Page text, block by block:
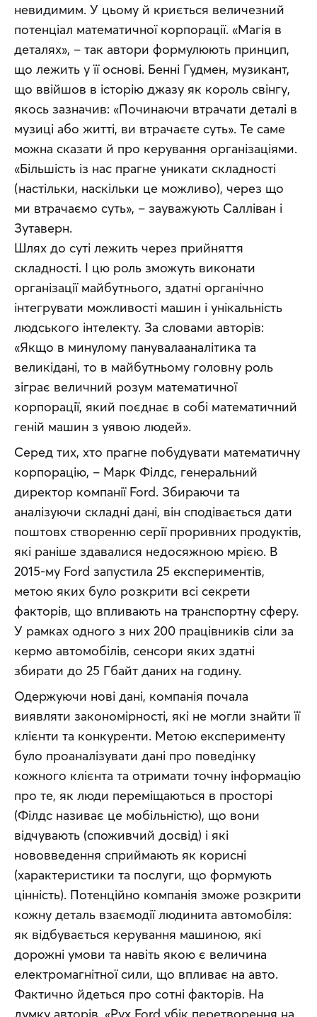
невидимим. У цьому й криється величезний
потенціал математичної корпорації. «Магія в
деталях», – так автори формулюють принцип,
що лежить у її основі. Бенні Гудмен, музикант,
що ввійшов в історію джазу як король свінгу,
якось зазначив: «Починаючи втрачати деталі в
музиці або житті, ви втрачаєте суть». Те саме
можна сказати й про керування організаціями.
«Більшість із нас прагне уникати складності
(настільки, наскільки це можливо), через що
ми втрачаємо суть», – зауважують Салліван і
Зутаверн.
Шлях до суті лежить через прийняття
складності. І цю роль зможуть виконати
організації майбутнього, здатні органічно
інтегрувати можливості машин і унікальність
людського інтелекту. За словами авторів:
«Якщо в минулому панувалааналітика та
великідані, то в майбутньому головну роль
зіграє величний розум математичної
корпорації, який поєднає в собі математичний
геній машин з уявою людей».
Серед тих, хто прагне побудувати математичну
корпорацію, – Марк Філдс, генеральний
директор компанії Ford. Збираючи та
аналізуючи складні дані, він сподівається дати
поштовх створенню серії проривних продуктів,
які раніше здавалися недосяжною мрією. В
2015-му Ford запустила 25 експериментів,
метою яких було розкрити всі секрети
факторів, що впливають на транспортну сферу.
У рамках одного з них 200 працівників сіли за
кермо автомобілів, сенсори яких здатні
збирати до 25 Гбайт даних на годину.
Одержуючи нові дані, компанія почала
виявляти закономірності, які не могли знайти її
клієнти та конкуренти. Метою експерименту
було проаналізувати дані про поведінку
кожного клієнта та отримати точну інформацію
про те, як люди переміщаються в просторі
(Філдс називає це мобільністю), що вони
відчувають (споживчий досвід) і які
нововведення сприймають як корисні
(характеристики та послуги, що формують
цінність). Потенційно компанія зможе розкрити
кожну деталь взаємодії людинита автомобіля:
як відбувається керування машиною, які
дорожні умови та навіть якою є величина
електромагнітної сили, що впливає на авто.
Фактично йдеться про сотні факторів. На